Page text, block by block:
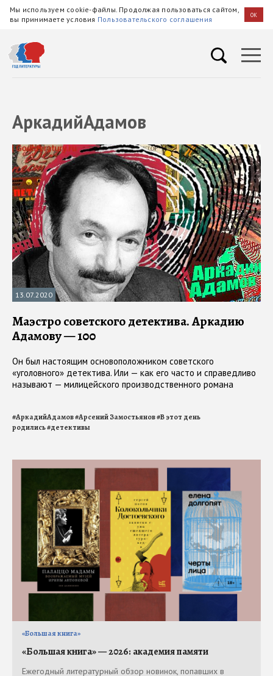
Мы используем cookie-файлы. Продолжая пользоваться сайтом,
вы принимаете условия Пользовательского соглашения OK
АркадийАдамов
13.07.2020
Маэстро советского детектива. Аркадию
Адамову — 100
Он был настоящим основоположником советского
«уголовного» детектива. Или — как его часто и справедливо
называют — милицейского производственного романа
#АркадийАдамов#Арсений Замостьянов#В этот день
родились#детективы
«Большая книга»
«Большая книга» — 2026: академия памяти
Ежегодный литературный обзор новинок, попавших в